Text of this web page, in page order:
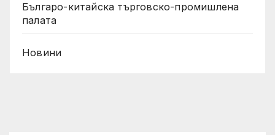
Българо-китайска търговско-промишлена
палата
Новини